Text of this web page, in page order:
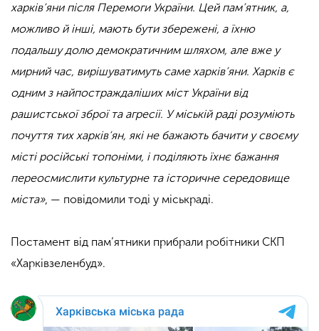
харків‘яни після Перемоги України. Цей пам’ятник, а,
можливо й інші, мають бути збережені, а їхню
подальшу долю демократичним шляхом, але вже у
мирний час, вирішуватимуть саме харків’яни. Харків є
одним з найпостраждаліших міст України від
рашистської зброї та агресії. У міській раді розуміють
почуття тих харків‘ян, які не бажають бачити у своєму
місті російські топоніми, і поділяють їхнє бажання
переосмислити культурне та історичне середовище
міста», — повідомили тоді у міськраді.
Постамент від пам’ятники прибрали робітники СКП
«Харківзеленбуд».